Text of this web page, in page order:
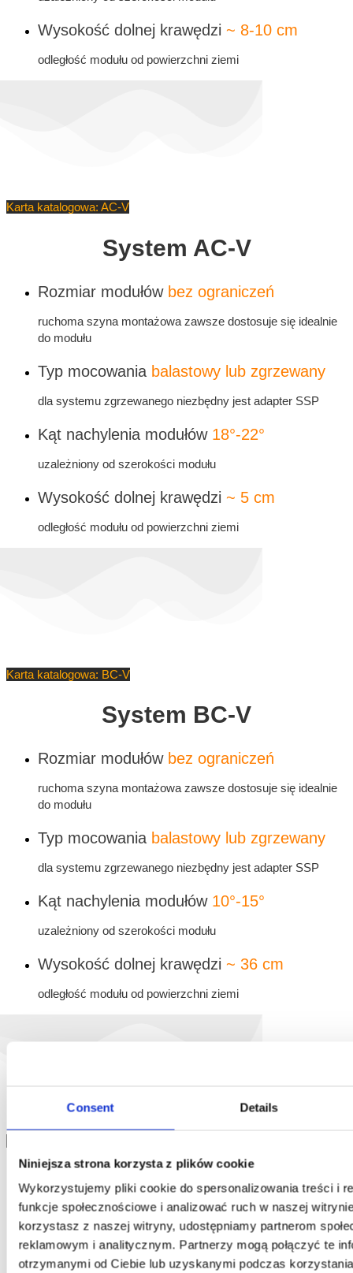
Consent Details
Niniejsza strona korzysta z plików cookie
Wykorzystujemy pliki cookie do spersonalizowania treści i
funkcje społecznościowe i analizować ruch w naszej
korzystasz z naszej witryny, udostępniamy partnerom
reklamowym i analitycznym. Partnerzy mogą połączyć te
otrzymanymi od Ciebie lub uzyskanymi podczas
Wysokość dolnej krawędzi ~ 8-10 cm
odległość modułu od powierzchni ziemi
Karta katalogowa: AC-V
System AC-V
Rozmiar modułów bez ograniczeń
ruchoma szyna montażowa zawsze dostosuje się idealnie
do modułu
Typ mocowania balastowy lub zgrzewany
dla systemu zgrzewanego niezbędny jest adapter SSP
Kąt nachylenia modułów 18°-22°
uzależniony od szerokości modułu
Wysokość dolnej krawędzi ~ 5 cm
odległość modułu od powierzchni ziemi
Karta katalogowa: BC-V
System BC-V
Rozmiar modułów bez ograniczeń
ruchoma szyna montażowa zawsze dostosuje się idealnie
do modułu
Typ mocowania balastowy lub zgrzewany
dla systemu zgrzewanego niezbędny jest adapter SSP
Kąt nachylenia modułów 10°-15°
uzależniony od szerokości modułu
Wysokość dolnej krawędzi ~ 36 cm
odległość modułu od powierzchni ziemi
System ABC-V
Rozmiar modułówbez ograniczeń
ruchoma szyna montażowa zawsze dostosuje się idealnie